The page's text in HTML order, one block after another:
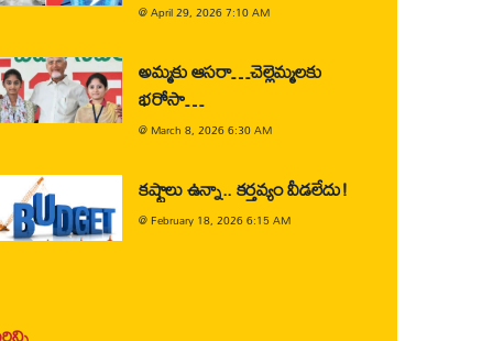
@April 29, 2026 7:10 AM
అమ్మకు ఆసరా…చెల్లెమ్మలకు
భరోసా…
@ March 8, 2026 6:30 AM
కష్టాలు ఉన్నా.. కర్తవ్యం వీడలేదు!
@February 18, 2026 6:15 AM